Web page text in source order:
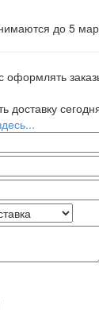
до 5
доставку